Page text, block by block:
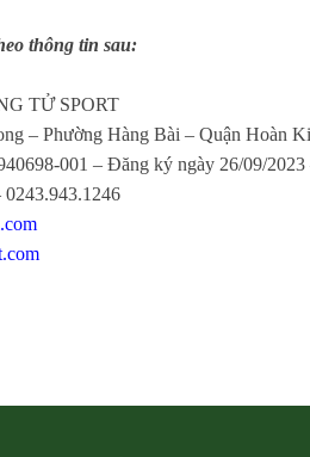
thông tin sau:
TỬ SPORT
– Phường Hàng Bài – Quận Hoàn
001 – Đăng ký ngày 26/09/